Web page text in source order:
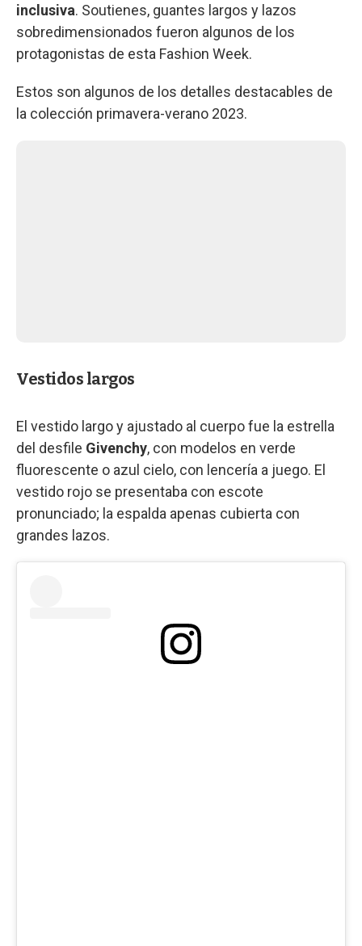
inclusiva. Soutienes, guantes largos y lazos
sobredimensionados fueron algunos de los
protagonistas de esta Fashion Week.
Estos son algunos de los detalles destacables de
la colección primavera-verano 2023.
Vestidos largos
El vestido largo y ajustado al cuerpo fue la estrella
del desfile Givenchy, con modelos en verde
fluorescente o azul cielo, con lencería a juego. El
vestido rojo se presentaba con escote
pronunciado; la espalda apenas cubierta con
grandes lazos.